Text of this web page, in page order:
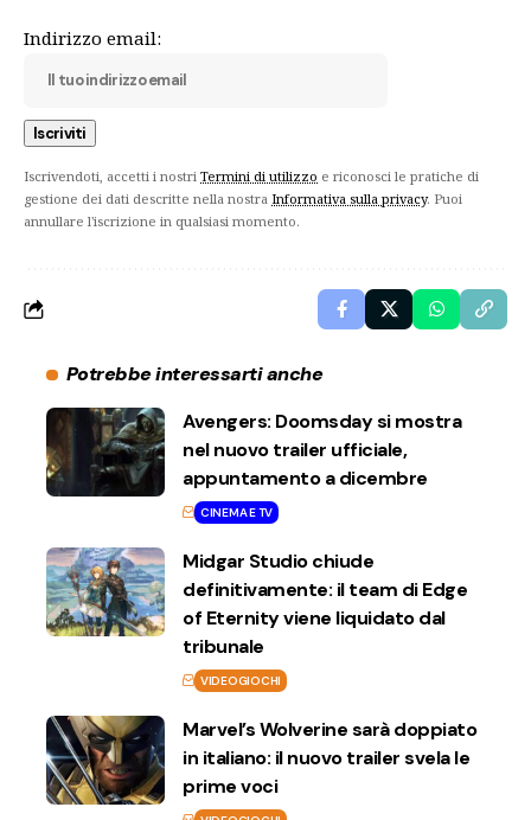
Indirizzo email:
Iscrivendoti, accetti i nostri Termini di utilizzo e riconosci le pratiche di
gestione dei dati descritte nella nostra Informativa sulla privacy. Puoi
annullare l'iscrizione in qualsiasi momento.
Potrebbe interessarti anche
Avengers: Doomsday si mostra
nel nuovo trailer ufficiale,
appuntamento a dicembre
CINEMA E TV
Midgar Studio chiude
definitivamente: il team di Edge
of Eternity viene liquidato dal
tribunale
VIDEOGIOCHI
Marvel’s Wolverine sarà doppiato
in italiano: il nuovo trailer svela le
prime voci